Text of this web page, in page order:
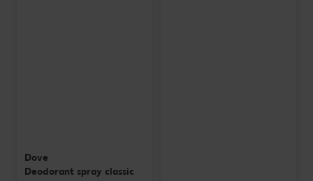
Dove
Deodorant spray classic